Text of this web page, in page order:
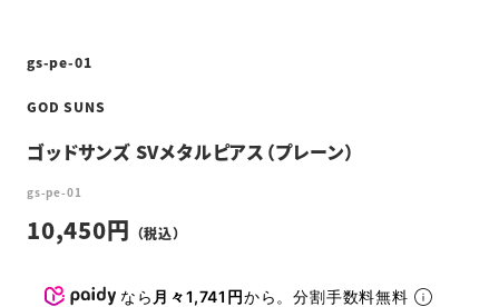
gs-pe-01
GOD SUNS
ゴッドサンズ SVメタルピアス（プレーン）
gs-pe-01
10,450
なら 月々1,741円から。分割手数料無料